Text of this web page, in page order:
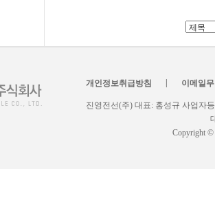
진영전선(주) 대표: 홍성규 사업자
Copyright ©
개인정보취급방침 이메일